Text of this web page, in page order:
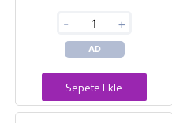
- +
AD
Sepete Ekle